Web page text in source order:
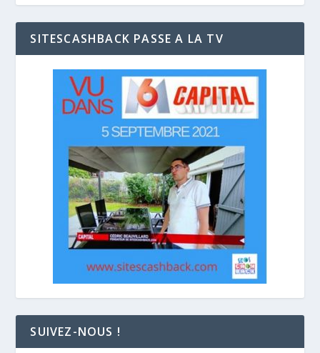
SITESCASHBACK PASSE A LA TV
SUIVEZ-NOUS !